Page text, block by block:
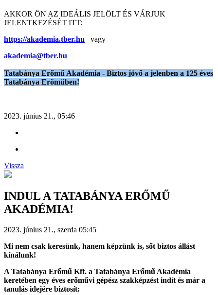
AKKOR ÖN AZ IDEÁLIS JELÖLT ÉS VÁRJUK
JELENTKEZÉSÉT ITT:
https://akademia.tber.hu
vagy
akademia@tber.hu
Tatabánya Erőmű Akadémia - Biztos jövő a jelenben a 125 éves
Tatabánya Erőműben!
2023. június 21., 05:46
Vissza
INDUL A TATABÁNYA ERŐMŰ
AKADÉMIA!
2023. június 21., szerda 05:45
Mi nem csak keresünk, hanem képzünk is, sőt biztos állást
kínálunk!
A Tatabánya Erőmű Kft. a Tatabánya Erőmű Akadémia
keretében egy éves erőművi gépész szakképzést indít és már a
tanulás idejére biztosít: